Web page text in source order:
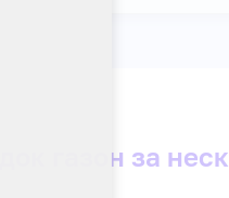
газон за